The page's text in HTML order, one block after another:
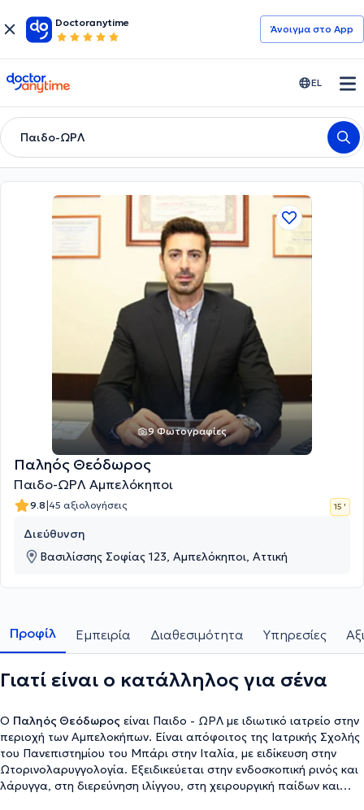
Doctoranytime
Άνοιγμα στο App
doctoranytime EL
Παιδο-ΩΡΛ
9 Φωτογραφίες
Παληός Θεόδωρος
Παιδο-ΩΡΛ Αμπελόκηποι
9.8|45 αξιολογήσεις 15 '
Διεύθυνση
Βασιλίσσης Σοφίας 123, Αμπελόκηποι, Αττική
Προφίλ Εμπειρία Διαθεσιμότητα Υπηρεσίες
Γιατί είναι ο κατάλληλος για σένα
Ο Παληός Θεόδωρος είναι Παιδο - ΩΡΛ με ιδιωτικό ιατρείο στην
περιοχή των Αμπελοκήπων. Είναι απόφοιτος της Ιατρικής Σχολής
του Πανεπιστημίου του Μπάρι στην Ιταλία, με ειδίκευση στην
Ωτορινολαρυγγολογία. Εξειδικεύεται στην ενδοσκοπική ρινός και
λάρυγγα, στη διερεύνηση ιλίγγου, στη χειρουργική παίδων και